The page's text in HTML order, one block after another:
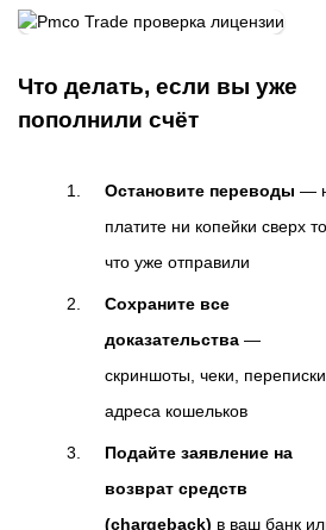
Что делать, если вы уже
пополнили счёт
Остановите переводы —
платите ни копейки сверх
что уже отправили
Сохраните все
доказательства —
скриншоты, чеки, переписки,
адреса кошельков
Подайте заявление на
возврат средств
(chargeback) в ваш банк